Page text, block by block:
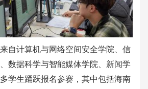
自计算机与网络空间安全学院、信
数据科学与智能媒体学院、新闻学
学生踊跃报名参赛，其中包括海南